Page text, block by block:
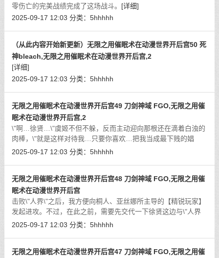
零伤亡的完美战绩完成了这场战斗。 [详细]
2025-09-17 12:03 分类： 5hhhhh
（从此内容开始新更新）无限之用催眠术在动漫世界开后宫50 死
神bleach,无限之用催眠术在动漫世界开后宫,2
[详细]
2025-09-17 12:03 分类： 5hhhhh
无限之用催眠术在动漫世界开后宫49 刀剑神域 FGO,无限之用催
眠术在动漫世界开后宫,2
\"啊…徐贤…\"虞姬不但不躲，反而主动迎向那根还在滴着白浊的
肉棒，\"就是这样对待我…只要你喜欢…把我当成最下贱的娼
妓…我也完全不介意…呜呜…好舒服…\"
2025-09-17 12:03 分类： 5hhhhh
无限之用催眠术在动漫世界开后宫48 刀剑神域 FGO,无限之用催
眠术在动漫世界开后宫
击败\"人界\"之后，我方便向桐人、亚丝娜所主导的【精锐玩家】
发起进攻。不过，在此之前，需要先交代一下徐贤这边与\"人界
\"交战时的另一处战况。[详细]
2025-09-17 12:03 分类： 5hhhhh
无限之用催眠术在动漫世界开后宫47 刀剑神域 FGO,无限之用催